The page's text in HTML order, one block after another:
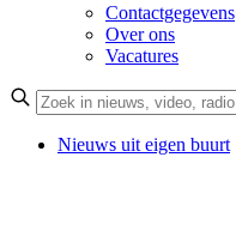
Contactgegevens
Over ons
Vacatures
Nieuws uit eigen buurt